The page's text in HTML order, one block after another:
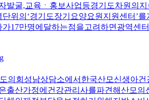
굴,교육ㆍ홍보사업등경기도차원의
위의‘경기도장기요양요원지원센터’
17만명에달하는점을고려하면광역센
의회성남상담소에서한국산모신생아
산가정에건강관리사를파견해산모